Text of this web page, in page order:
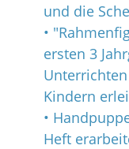
und die
•
ersten 3
Kindern
•
Heft